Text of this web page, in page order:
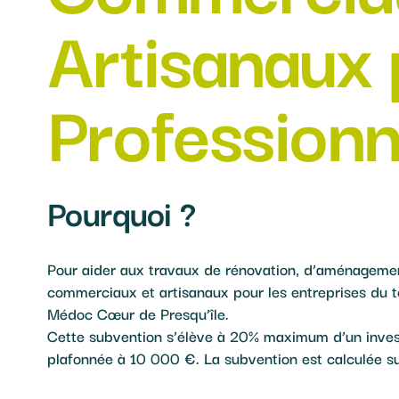
Artisanaux
Pourquoi ?
Pour aider aux travaux de rénovation,
commerciaux et artisanaux pour les entreprises du
Médoc Cœur de Presqu’île.
Cette subvention s’élève à 20% maximum d’un
plafonnée à 10 000 €. La subvention est calculée